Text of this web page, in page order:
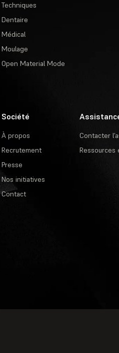
Techniques
Dentaire
Médical
Moulage
Open Material Mode
Société
À propos
Recrutement
Presse
Nos initiatives
Contact
Contacter
Ressources